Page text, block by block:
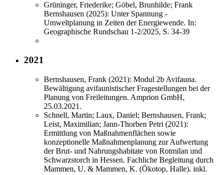
Grüninger, Friederike; Göbel, Brunhilde; Frank
Bernshausen (2025): Unter Spannung -
Umweltplanung in Zeiten der Energiewende. In:
Geographische Rundschau 1-2/2025, S. 34-39
2021
Bernshausen, Frank (2021): Modul 2b Avifauna.
Bewältigung avifaunistischer Fragestellungen bei der
Planung von Freileitungen. Amprion GmbH,
25.03.2021.
Schnell, Martin; Laux, Daniel; Bernshausen, Frank;
Leist, Maximilian; Jann-Thorben Petri (2021):
Ermittlung von Maßnahmenflächen sowie
konzeptionelle Maßnahmenplanung zur Aufwertung
der Brut- und Nahrungshabitate von Rotmilan und
Schwarzstorch in Hessen. Fachliche Begleitung durch
Mammen, U. & Mammen, K. (Ökotop, Halle). inkl.